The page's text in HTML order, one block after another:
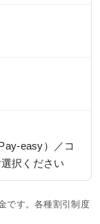
easy）／コ
択ください
です。各種割引制度